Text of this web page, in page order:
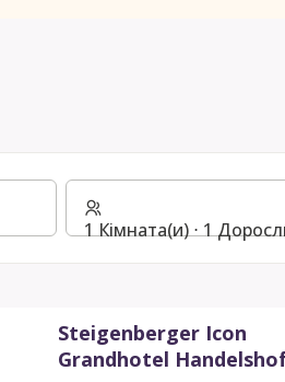
1 Кімната(и) ⋅ 1
Steigenberger Icon
Grandhotel